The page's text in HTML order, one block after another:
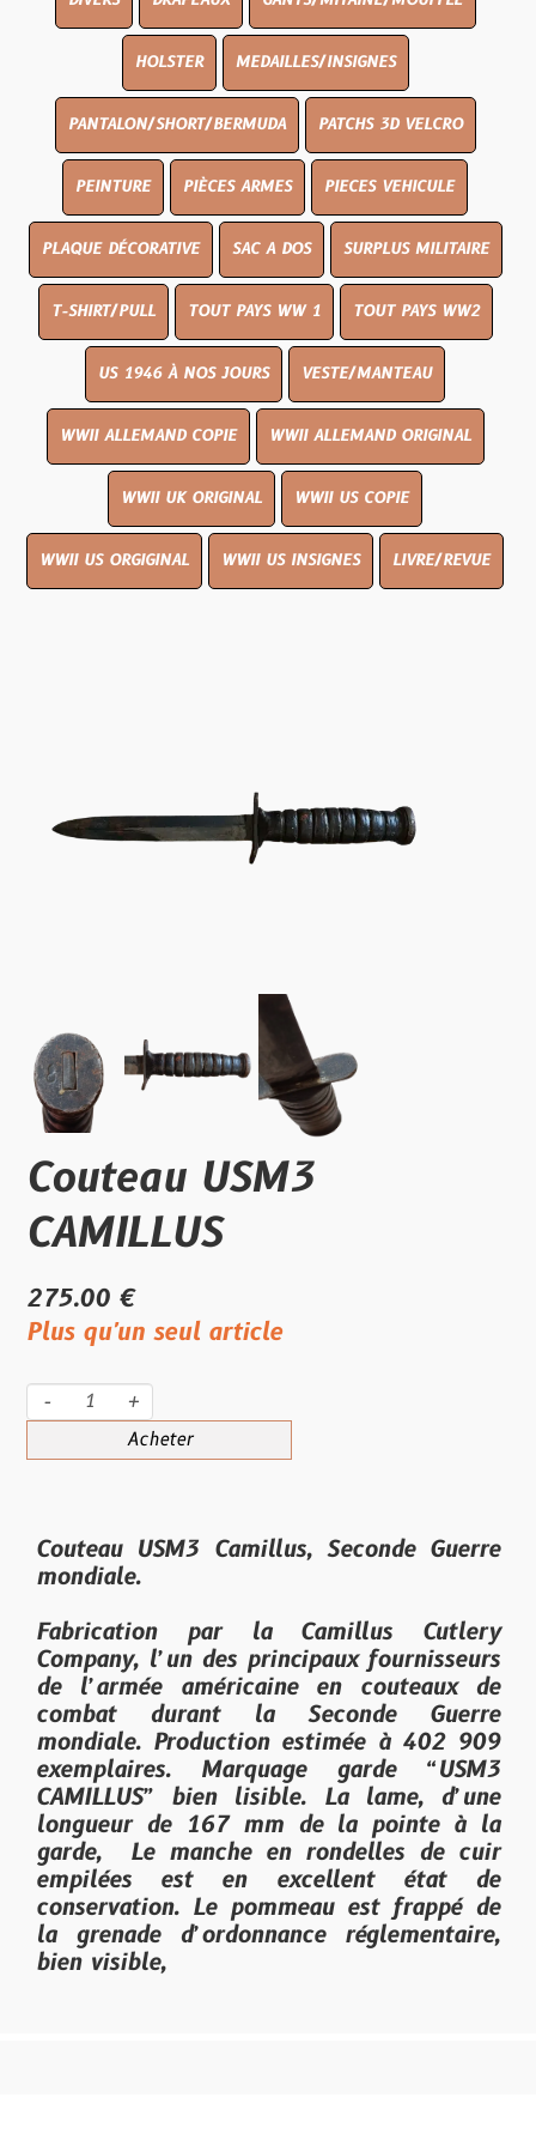
HOLSTER MEDAILLES/INSIGNES
PANTALON/SHORT/BERMUDA PATCHS 3D VELCRO
PEINTURE PIÈCES ARMES PIECES VEHICULE
PLAQUE DÉCORATIVE SAC A DOS SURPLUS MILITAIRE
T-SHIRT/PULL TOUT PAYS WW 1 TOUT PAYS WW2
US 1946 À NOS JOURS VESTE/MANTEAU
WWII ALLEMAND COPIE WWII ALLEMAND ORIGINAL
WWII UK ORIGINAL WWII US COPIE
WWII US ORGIGINAL WWII US INSIGNES LIVRE/REVUE
Couteau USM3
CAMILLUS
275.00 €
Plus qu'un seul article
- +
Acheter
Couteau USM3 Camillus, Seconde Guerre
mondiale.
Fabrication par la Camillus Cutlery
Company, l’un des principaux fournisseurs
de l’armée américaine en couteaux de
combat durant la Seconde Guerre
mondiale. Production estimée à 402 909
exemplaires. Marquage garde “USM3
CAMILLUS” bien lisible. La lame, d’une
longueur de 167 mm de la pointe à la
garde, Le manche en rondelles de cuir
empilées est en excellent état de
conservation. Le pommeau est frappé de
la grenade d’ordonnance réglementaire,
bien visible,